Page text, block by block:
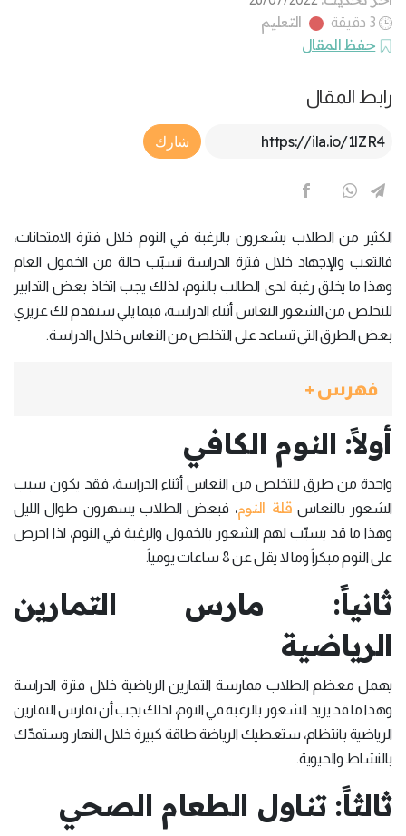
3 دقيقة
التعليم
حفظ المقال
رابط المقال
Article Link
شارك
الكثير من الطلاب يشعرون بالرغبة في النوم خلال فترة الامتحانات،
فالتعب والإجهاد خلال فترة الدراسة تسبّب حالة من الخمول العام
وهذا ما يخلق رغبة لدى الطالب بالنوم، لذلك يجب اتخاذ بعض التدابير
للتخلص من الشعور النعاس أثناء الدراسة، فيما يلي سنقدم لك عزيزي
بعض الطرق التي تساعد على التخلص من النعاس خلال الدراسة.
فهرس +
أولاً: النوم الكافي
واحدة من طرق للتخلص من النعاس أثناء الدراسة، فقد يكون سبب
الشعور بالنعاس قلة النوم، فبعض الطلاب يسهرون طوال الليل
وهذا ما قد يسبّب لهم الشعور بالخمول والرغبة في النوم، لذا احرص
على النوم مبكراً وما لا يقل عن 8 ساعات يومياً.
ثانياً: مارس التمارين
الرياضية
يهمل معظم الطلاب ممارسة التمارين الرياضية خلال فترة الدراسة
وهذا ما قد يزيد الشعور بالرغبة في النوم، لذلك يجب أن تمارس التمارين
الرياضية بانتظام، ستعطيك الرياضة طاقة كبيرة خلال النهار وستمدّك
بالنشاط والحيوية.
ثالثاً: تناول الطعام الصحي